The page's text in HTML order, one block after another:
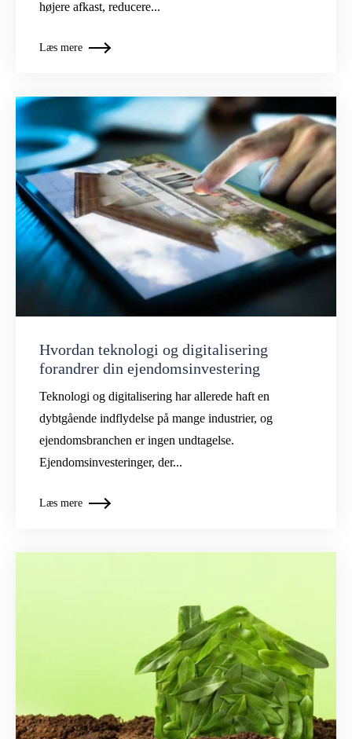
højere afkast, reducere...
Læs mere
Hvordan teknologi og digitalisering
forandrer din ejendomsinvestering
Teknologi og digitalisering har allerede haft en
dybtgående indflydelse på mange industrier, og
ejendomsbranchen er ingen undtagelse.
Ejendomsinvesteringer, der...
Læs mere